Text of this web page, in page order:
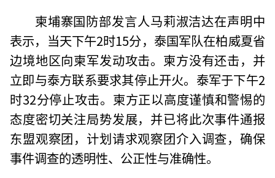
柬埔寨国防部发言人马莉淑洁达在声明中
表示，当天下午2时15分，泰国军队在柏威夏省
边境地区向柬军发动攻击。柬方没有还击，并
立即与泰方联系要求其停止开火。泰军于下午2
时32分停止攻击。柬方正以高度谨慎和警惕的
态度密切关注局势发展，并已将此次事件通报
东盟观察团，计划请求观察团介入调查，确保
事件调查的透明性、公正性与准确性。